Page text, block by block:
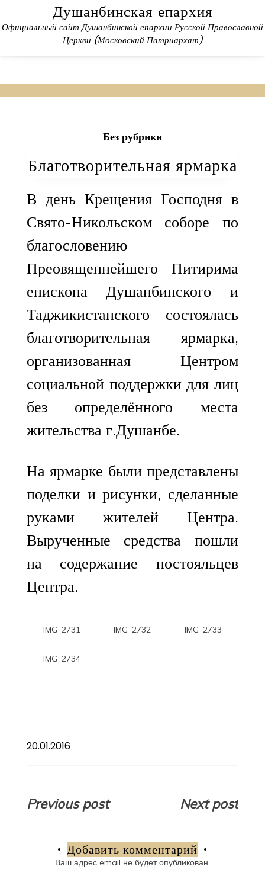
content
Душанбинская епархия
Официальный сайт Душанбинской епархии Русской Православной
Церкви (Московский Патриархат)
Без рубрики
Благотворительная ярмарка
В день Крещения Господня в
Свято-Никольском соборе по
благословению
Преовященнейшего Питирима
епископа Душанбинского и
Таджикистанского состоялась
благотворительная ярмарка,
организованная Центром
социальной поддержки для лиц
без определённого места
жительства г.Душанбе.
На ярмарке были представлены
поделки и рисунки, сделанные
руками жителей Центра.
Вырученные средства пошли
на содержание постояльцев
Центра.
IMG_2731 IMG_2732 IMG_2733
IMG_2734
20.01.2016
Навигация
записям
Previous post Next post
Добавить комментарий
Ваш адрес email не будет опубликован.